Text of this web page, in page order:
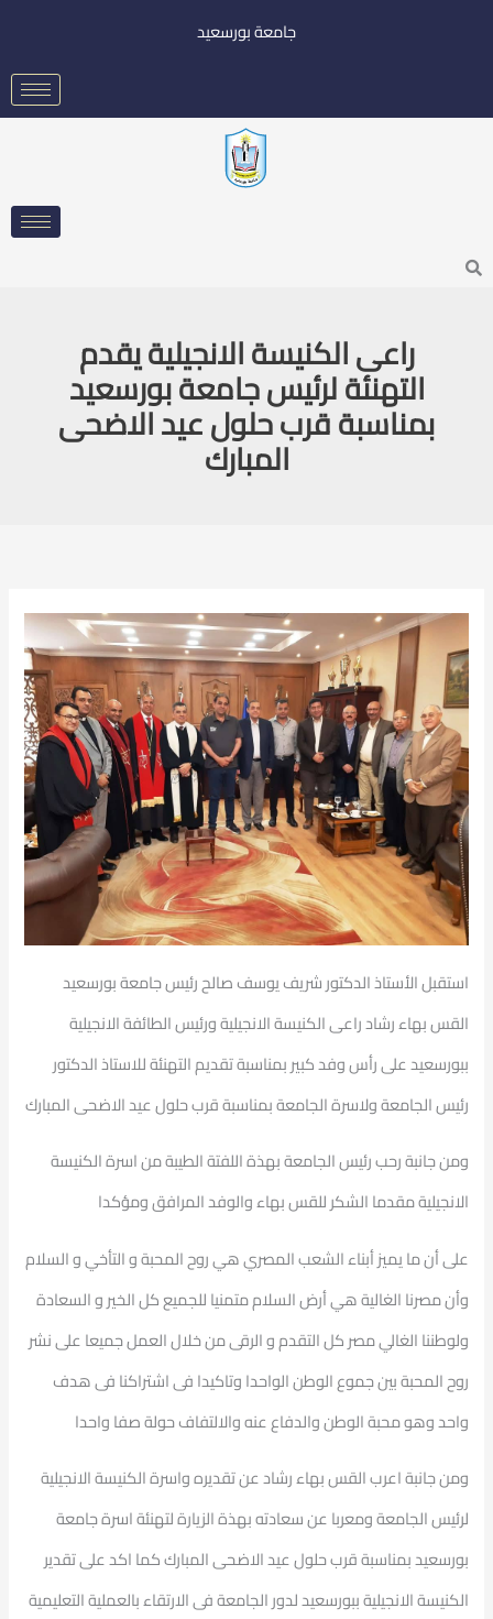
جامعة بورسعيد
Search
راعى الكنيسة الانجيلية يقدم
التهنئة لرئيس جامعة بورسعيد
بمناسبة قرب حلول عيد الاضحى
المبارك
استقبل الأستاذ الدكتور شريف يوسف صالح رئيس جامعة بورسعيد
القس بهاء رشاد راعى الكنيسة الانجيلية ورئيس الطائفة الانجيلية
ببورسعيد على رأس وفد كبير بمناسبة تقديم التهنئة للاستاذ الدكتور
رئيس الجامعة ولاسرة الجامعة بمناسبة قرب حلول عيد الاضحى المبارك
ومن جانبة رحب رئيس الجامعة بهذة اللفتة الطيبة من اسرة الكنيسة
الانجيلية مقدما الشكر للقس بهاء والوفد المرافق ومؤكدا
على أن ما يميز أبناء الشعب المصري هي روح المحبة و التأخي و السلام
وأن مصرنا الغالية هي أرض السلام متمنيا للجميع كل الخير و السعادة
ولوطننا الغالي مصر كل التقدم و الرقى من خلال العمل جميعا على نشر
روح المحبة بين جموع الوطن الواحدا وتاكيدا فى اشتراكنا فى هدف
واحد وهو محبة الوطن والدفاع عنه والالتفاف حولة صفا واحدا
ومن جانبة اعرب القس بهاء رشاد عن تقديره واسرة الكنيسة الانجيلية
لرئيس الجامعة ومعربا عن سعادته بهذة الزيارة لتهنئة اسرة جامعة
بورسعيد بمناسبة قرب حلول عيد الاضحى المبارك كما اكد على تقدير
الكنيسة الانجيلية ببورسعيد لدور الجامعة فى الارتقاء بالعملية التعليمية